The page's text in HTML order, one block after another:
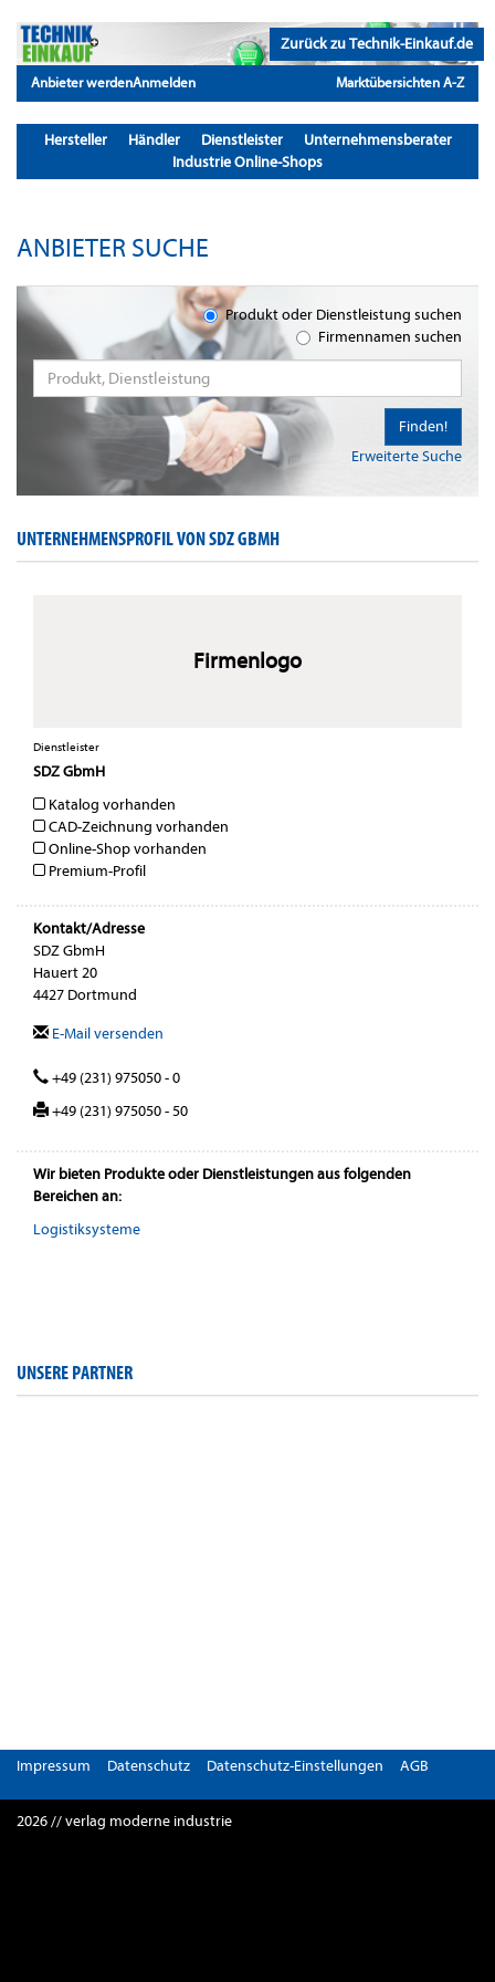
Zurück zu Technik-Einkauf.de
Anbieter werdenAnmelden Marktübersichten A-Z
Hersteller Händler Dienstleister
Unternehmensberater
Industrie Online-Shops
ANBIETER SUCHE
Produkt oder Dienstleistung suchen
Firmennamen suchen
Erweiterte Suche
Finden!
UNTERNEHMENSPROFIL VON SDZ GBMH
Firmenlogo
Dienstleister
SDZ GbmH
Katalog vorhanden
CAD-Zeichnung vorhanden
Online-Shop vorhanden
Premium-Profil
Kontakt/Adresse
SDZ GbmH
Hauert 20
4427 Dortmund
E-Mail versenden
+49 (231) 975050 - 0
+49 (231) 975050 - 50
Wir bieten Produkte oder Dienstleistungen aus folgenden
Bereichen an:
Logistiksysteme
UNSERE PARTNER
Impressum Datenschutz Datenschutz-Einstellungen AGB
2026 // verlag moderne industrie